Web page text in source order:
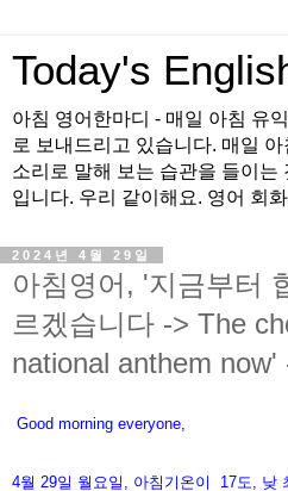
Today's
아침 영어한마디 - 매일 아침 유
로 보내드리고 있습니다. 매일
소리로 말해 보는 습관을 들이는
입니다. 우리 같이해요. 영어 회
2024년 4월 29일
아침영어, '지금부터
르겠습니다 -> The
national anthem now'
Good morning everyone,
4월 29일 월 요일 아침기온이 17도 낮